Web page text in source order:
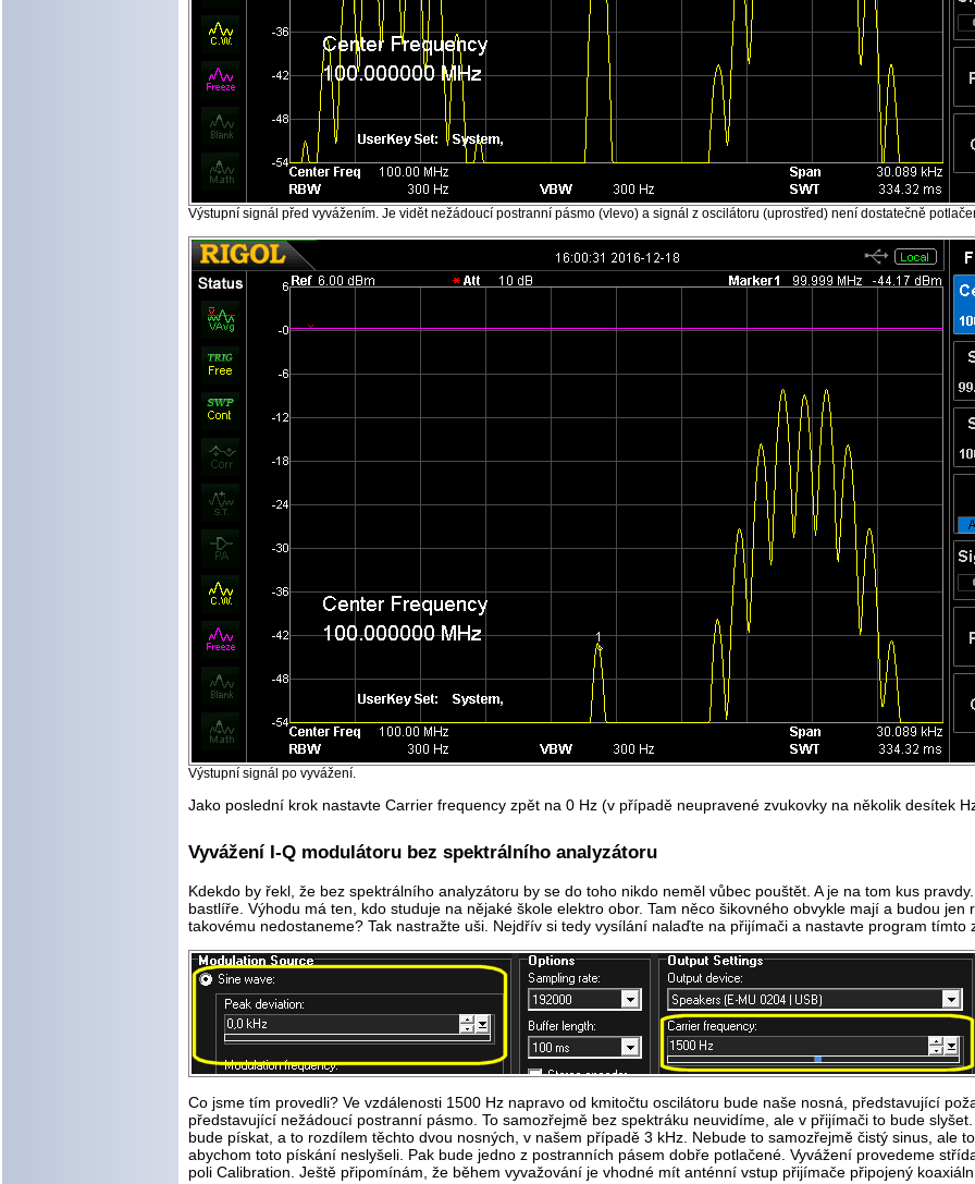
Výstupní signál před vyvážením. Je vidět nežádoucí postranní pásmo (vlevo) a signál z oscilátoru (uprostřed) není dostatečně
Výstupní signál po vyvážení.
Jako poslední krok nastavte Carrier frequency zpět na 0 Hz (v případě neupravené zvukovky na několik desítek
Vyvážení I-Q modulátoru bez spektrálního analyzátoru
Kdekdo by řekl, že bez spektrálního analyzátoru by se do toho nikdo neměl vůbec pouštět. A je na tom kus
bastlíře. Výhodu má ten, kdo studuje na nějaké škole elektro obor. Tam něco šikovného obvykle mají a budou
takovému nedostaneme? Tak nastražte uši. Nejdřív si tedy vysílání nalaďte na přijímači a nastavte program tímto
Co jsme tím provedli? Ve vzdálenosti 1500 Hz napravo od kmitočtu oscilátoru bude naše nosná, představující
představující nežádoucí postranní pásmo. To samozřejmě bez spektráku neuvidíme, ale v přijímači to bude
bude pískat, a to rozdílem těchto dvou nosných, v našem případě 3 kHz. Nebude to samozřejmě čistý sinus, ale
abychom toto pískání neslyšeli. Pak bude jedno z postranních pásem dobře potlačené. Vyvážení provedeme
poli Calibration. Ještě připomínám, že během vyvažování je vhodné mít anténní vstup přijímače připojený